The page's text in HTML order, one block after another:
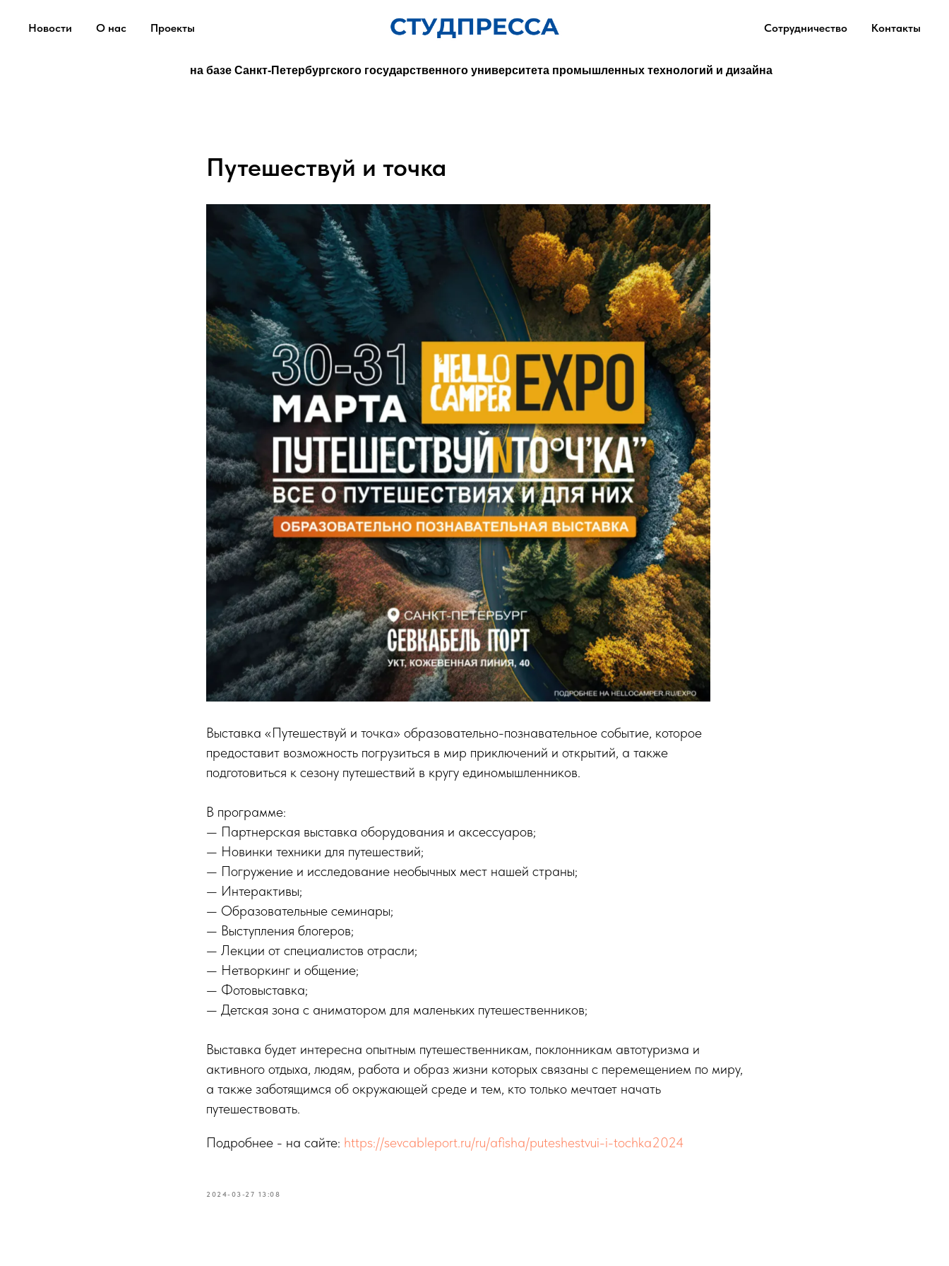
Новости О нас Проекты Сотрудничество Контакты
на базе Санкт-Петербургского государственного университета промышленных технологий и дизайна
Путешествуй и точка
Выставка «Путешествуй и точка» образовательно-познавательное событие, которое
предоставит возможность погрузиться в мир приключений и открытий, а также
подготовиться к сезону путешествий в кругу единомышленников.
В программе:
— Партнерская выставка оборудования и аксессуаров;
— Новинки техники для путешествий;
— Погружение и исследование необычных мест нашей страны;
— Интерактивы;
— Образовательные семинары;
— Выступления блогеров;
— Лекции от специалистов отрасли;
— Нетворкинг и общение;
— Фотовыставка;
— Детская зона с аниматором для маленьких путешественников;
Выставка будет интересна опытным путешественникам, поклонникам автотуризма и
активного отдыха, людям, работа и образ жизни которых связаны с перемещением по миру,
а также заботящимся об окружающей среде и тем, кто только мечтает начать
путешествовать.
Подробнее - на сайте: https://sevcableport.ru/ru/afisha/puteshestvui-i-tochka2024
2024-03-27 13:08